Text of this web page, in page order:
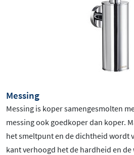
Messing
Messing is koper samengesmolten
messing ook goedkoper dan koper.
het smeltpunt en de dichtheid wordt
kant verhoogd het de hardheid en